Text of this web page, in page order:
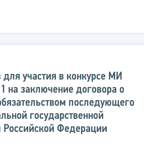
участия в конкурсе МИ
заключение договора о
последующего
государственной
Федерации